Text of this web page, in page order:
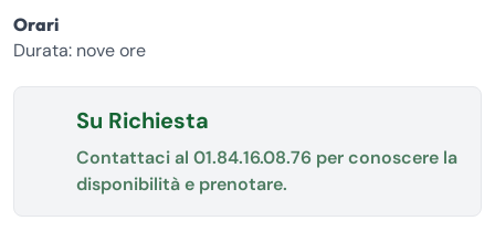
Orari
Durata: nove ore
Su Richiesta
Contattaci al 01.84.16.08.76 per conoscere la
disponibilità e prenotare.